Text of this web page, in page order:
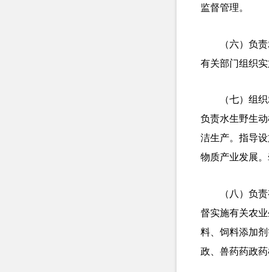
监督管理。
（六）负
有关部门组织
（七）组
负责水生野生
洁生产。指导
物质产业发展
（八）负
督实施有关农
料、饲料添加
政、兽药药政